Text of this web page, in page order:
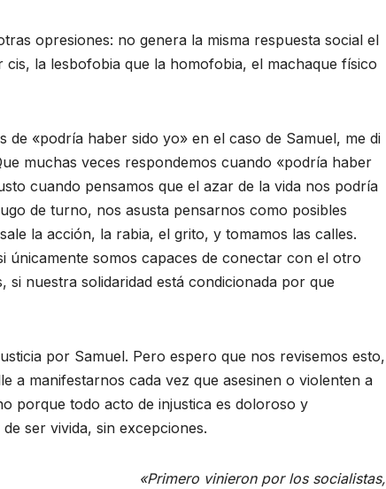
opresiones: no genera la misma respuesta social el
la lesbofobia que la homofobia, el machaque físico
de «podría haber sido yo» en el caso de Samuel, me di
muchas veces respondemos cuando «podría haber
cuando pensamos que el azar de la vida nos podría
de turno, nos asusta pensarnos como posibles
la acción, la rabia, el grito, y tomamos las calles.
únicamente somos capaces de conectar con el otro
si nuestra solidaridad está condicionada por que
por Samuel. Pero espero que nos revisemos esto,
a manifestarnos cada vez que asesinen o violenten a
porque todo acto de injustica es doloroso y
ser vivida, sin excepciones.
«Primero vinieron por los socialistas,